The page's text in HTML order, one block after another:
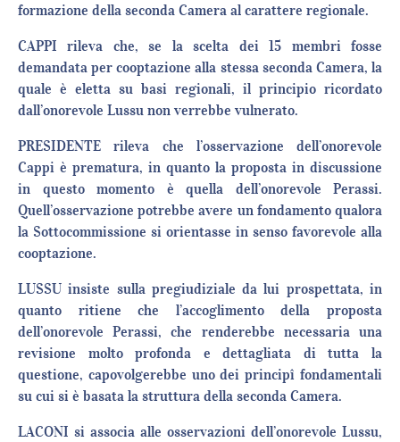
formazione della seconda Camera al carattere regionale.
CAPPI rileva che, se la scelta dei 15 membri fosse
demandata per cooptazione alla stessa seconda Camera, la
quale è eletta su basi regionali, il principio ricordato
dall’onorevole Lussu non verrebbe vulnerato.
PRESIDENTE rileva che l’osservazione dell’onorevole
Cappi è prematura, in quanto la proposta in discussione
in questo momento è quella dell’onorevole Perassi.
Quell’osservazione potrebbe avere un fondamento qualora
la Sottocommissione si orientasse in senso favorevole alla
cooptazione.
LUSSU insiste sulla pregiudiziale da lui prospettata, in
quanto ritiene che l’accoglimento della proposta
dell’onorevole Perassi, che renderebbe necessaria una
revisione molto profonda e dettagliata di tutta la
questione, capovolgerebbe uno dei principî fondamentali
su cui si è basata la struttura della seconda Camera.
LACONI si associa alle osservazioni dell’onorevole Lussu,